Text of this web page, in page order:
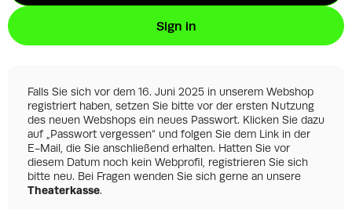
Sign in
Falls Sie sich vor dem 16. Juni 2025 in unserem Webshop
registriert haben, setzen Sie bitte vor der ersten Nutzung
des neuen Webshops ein neues Passwort. Klicken Sie dazu
auf „Passwort vergessen“ und folgen Sie dem Link in der
E-Mail, die Sie anschließend erhalten. Hatten Sie vor
diesem Datum noch kein Webprofil, registrieren Sie sich
bitte neu. Bei Fragen wenden Sie sich gerne an unsere
Theaterkasse.